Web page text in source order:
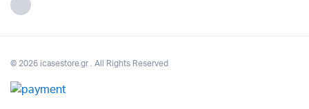
© 2026 icasestore.gr . All Rights Reserved